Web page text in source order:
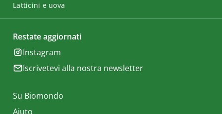
Latticini e uova
Restate aggiornati
Instagram
Iscrivetevi alla nostra newsletter
Su Biomondo
Aiuto